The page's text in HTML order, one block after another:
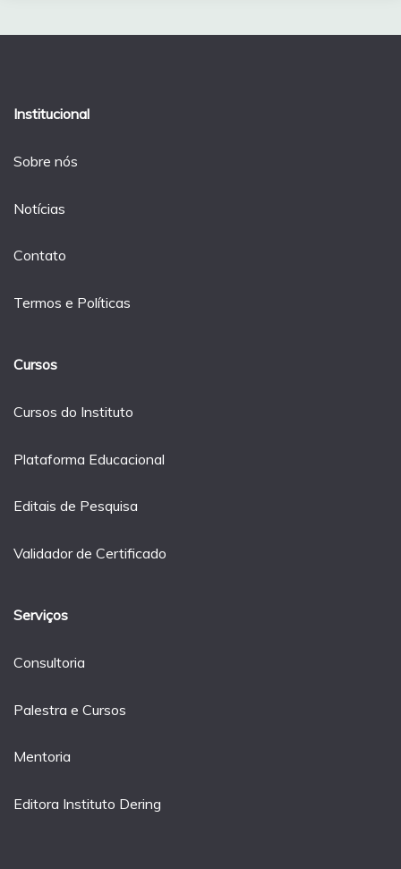
Institucional
Sobre nós
Notícias
Contato
Termos e Políticas
Cursos
Cursos do Instituto
Plataforma Educacional
Editais de Pesquisa
Validador de Certificado
Serviços
Consultoria
Palestra e Cursos
Mentoria
Editora Instituto Dering